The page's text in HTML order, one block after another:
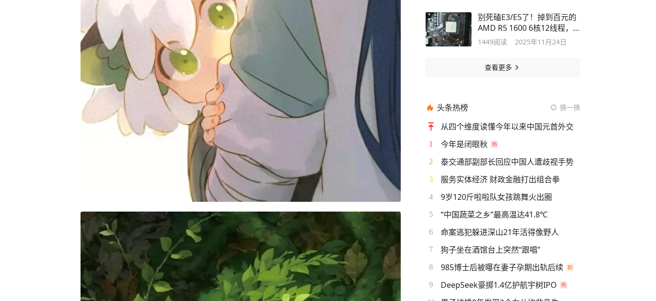
别死磕E3/E5了！掉到百元的
AMD R5 1600 6核12线程，
办公游戏全拿捏
1449阅读 2025年11月24日
查看更多
头条热榜 换一换
从四个维度读懂今年以来中国元首外交
1 今年是闭眼秋
2 泰交通部副部长回应中国人遭歧视手势
3 服务实体经济 财政金融打出组合拳
4 9岁120斤啦啦队女孩跳舞火出圈
5 “中国蔬菜之乡”最高温达41.8℃
6 命案逃犯躲进深山21年活得像野人
7 狗子坐在酒馆台上突然“跟唱”
8 985博士后被曝在妻子孕期出轨后续
9 DeepSeek豪掷1.4亿护航宇树IPO